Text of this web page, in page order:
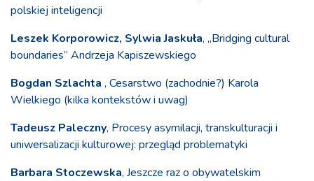
polskiej inteligencji
Leszek Korporowicz, Sylwia Jaskuła, „Bridging cultural
boundaries” Andrzeja Kapiszewskiego
Bogdan Szlachta , Cesarstwo (zachodnie?) Karola
Wielkiego (kilka kontekstów i uwag)
Tadeusz Paleczny, Procesy asymilacji, transkulturacji i
uniwersalizacji kulturowej: przegląd problematyki
Barbara Stoczewska, Jeszcze raz o obywatelskim